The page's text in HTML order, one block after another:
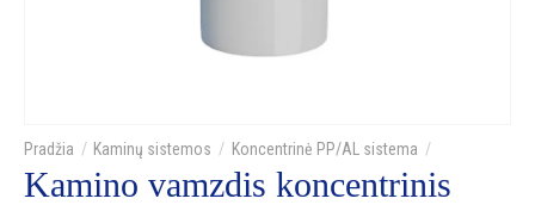
Kaminų sistemos Koncentrinė PP/AL sistema
Kamino vamzdis koncentrinis